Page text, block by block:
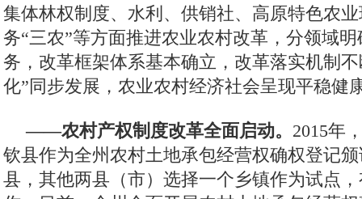
集体林权制度、水利、供销社、高原特色农
务“三农”等方面推进农业农村改革，分领域
务，改革框架体系基本确立，改革落实机制
化”同步发展，农业农村经济社会呈现平稳健
——农村产权制度改革全面启动。 2015年
钦县作为全州农村土地承包经营权确权登记
县，其他两县（市）选择一个乡镇作为试点